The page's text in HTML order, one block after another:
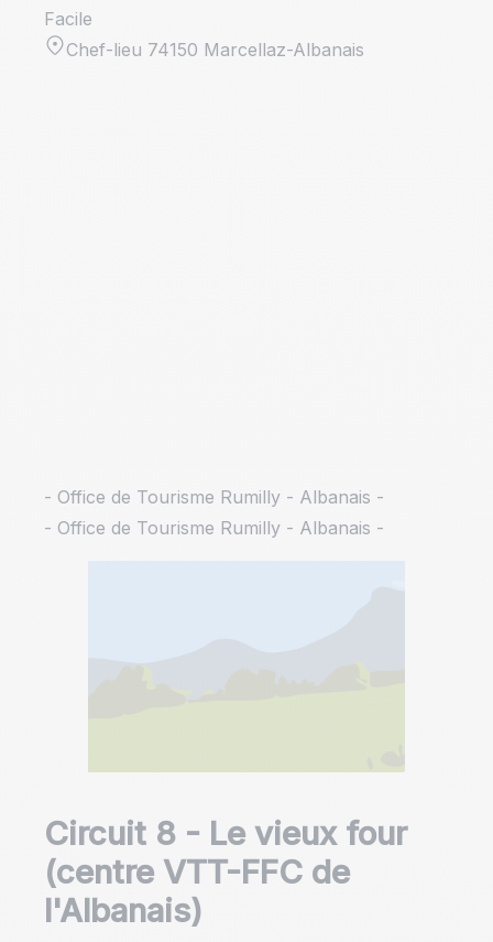
Facile
Chef-lieu 74150 Marcellaz-Albanais
- Office de Tourisme Rumilly - Albanais -
- Office de Tourisme Rumilly - Albanais -
Circuit 8 - Le vieux four
(centre VTT-FFC de
l'Albanais)